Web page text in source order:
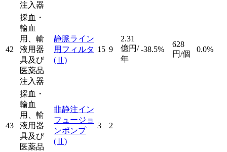
注入器
42
採血・
輸血
用、輸
液用器
具及び
医薬品
注入器
静脈ライン
用フィルタ
(Ⅱ)
15 9
2.31
億円/
年
-38.5%
628
円/個
0.0%
43
採血・
輸血
用、輸
液用器
具及び
医薬品
非静注イン
フュージョ
ンポンプ
(Ⅱ)
3 2